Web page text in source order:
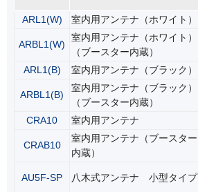
ARL1(W) 室内用アンテナ（ホワイト）
ARBL1(W)
室内用アンテナ（ホワイト）
（ブースター内蔵）
ARL1(B) 室内用アンテナ（ブラック）
ARBL1(B)
室内用アンテナ（ブラック）
（ブースター内蔵）
CRA10 室内用アンテナ
CRAB10
室内用アンテナ（ブースター
内蔵）
AU5F-SP 八木式アンテナ 小型タイプ